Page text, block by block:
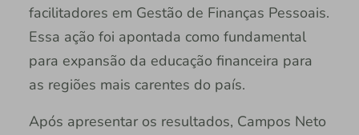
facilitadores em Gestão de Finanças Pessoais.
Essa ação foi apontada como fundamental
para expansão da educação financeira para
as regiões mais carentes do país.
Após apresentar os resultados, Campos Neto